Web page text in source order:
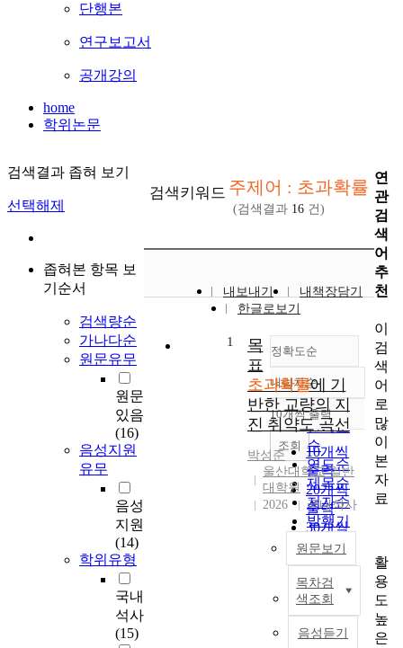
단행본
연구보고서
공개강의
home
학위논문
검색결과 좁혀 보기
선택해제
좁혀본 항목 보
기순서
검색량순
가나다순
원문유무
원문
있음
(16)
음성지원
유무
음성
지원
(14)
학위유형
국내
석사
(15)
검색키워드 주제어 : 초과확률
(검색결과 16 건)
내보내기
내책장담기
한글로보기
정확도순
정확도
순
인기도
순
연도순
제목순
저자순
발행기
관순
내림차순
내림차순
10개씩 출력
10개씩
출력
20개씩
출력
30개씩
출력
50개씩
출력
100개씩
조회
1
목
표
초과확률에 기
반한 교량의 지
진 취약도 곡선
박성준
울산대학교 일반
대학원
2026
국내석사
원문보기
목차검
색조회
음성듣기
연
관
검
색
어
추
천
이
검
색
어
로
많
이
본
자
료
활
용
도
높
은